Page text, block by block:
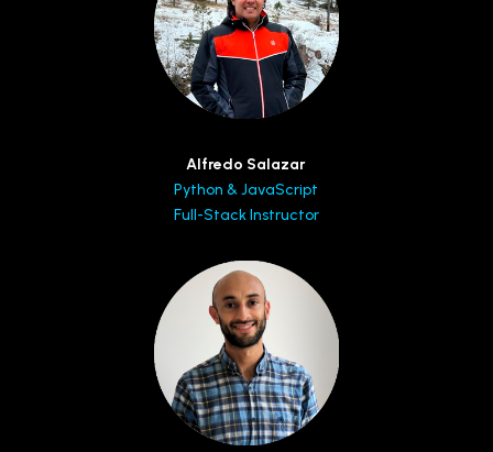
Alfredo Salazar
Python & JavaScript
Full-Stack Instructor